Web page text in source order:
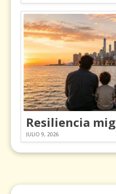
JULIO 9, 2026